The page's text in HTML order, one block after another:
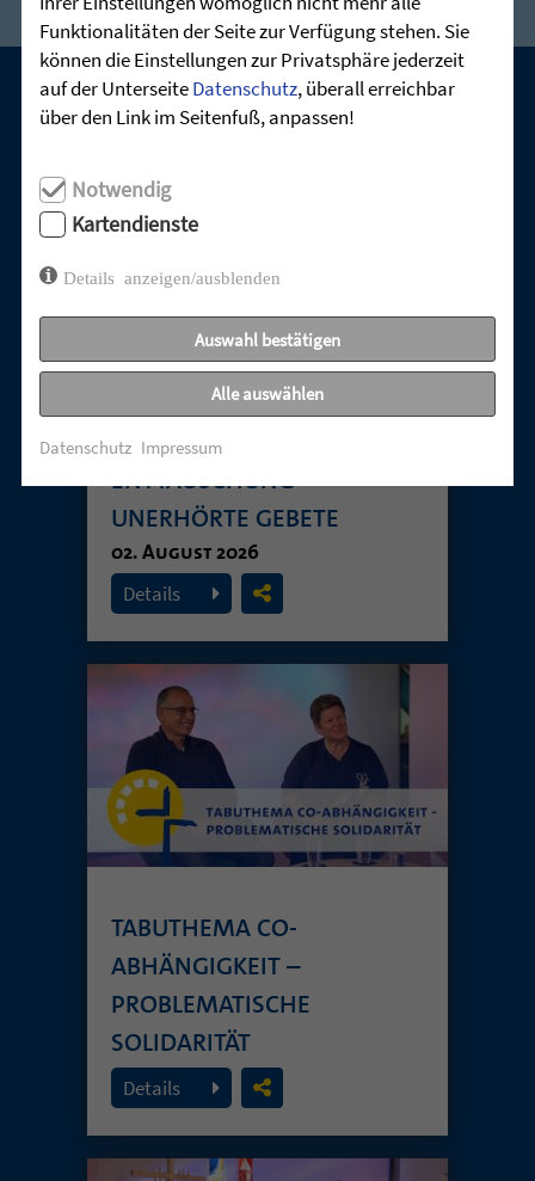
UNSERE AKTUELLEN GOTTESDIENSTE:
TABUTHEMA
ENTTÄUSCHUNG –
UNERHÖRTE GEBETE
02. August 2026
Details
TABUTHEMA CO-
ABHÄNGIGKEIT –
PROBLEMATISCHE
SOLIDARITÄT
26. Juli 2026
Details
Funktionalitäten der Seite zur Verfügung stehen. Sie
können die Einstellungen zur Privatsphäre jederzeit
auf der UnterseiteDatenschutz, überall erreichbar
über den Link im Seitenfuß, anpassen!
Notwendig
Kartendienste
Details anzeigen/ausblenden
Auswahl bestätigen
Alle auswählen
Datenschutz Impressum